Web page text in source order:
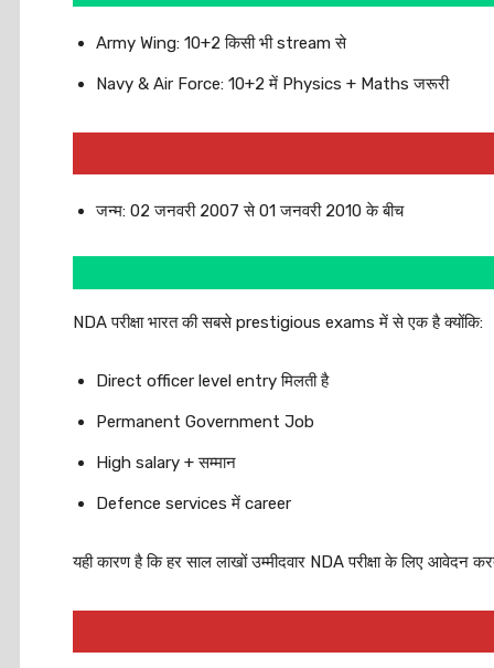
Army Wing: 10+2 किसी भी stream से
Navy & Air Force: 10+2 में Physics + Maths जरूरी
जन्म: 02 जनवरी 2007 से 01 जनवरी 2010 के बीच
NDA परीक्षा भारत की सबसे prestigious exams में से एक है क्योंकि:
Direct officer level entry मिलती है
Permanent Government Job
High salary + सम्मान
Defence services में career
यही कारण है कि हर साल लाखों उम्मीदवार NDA परीक्षा के लिए आवेदन